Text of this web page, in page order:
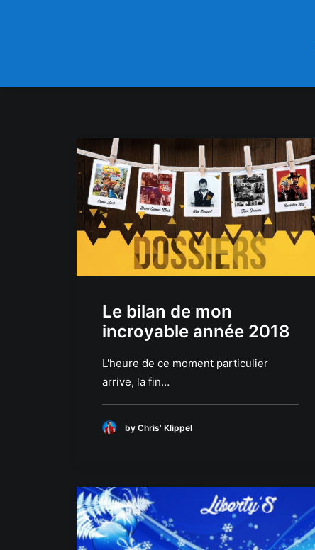
Le bilan de mon
incroyable année 2018
L'heure de ce moment particulier
arrive, la fin…
by Chris' Klippel